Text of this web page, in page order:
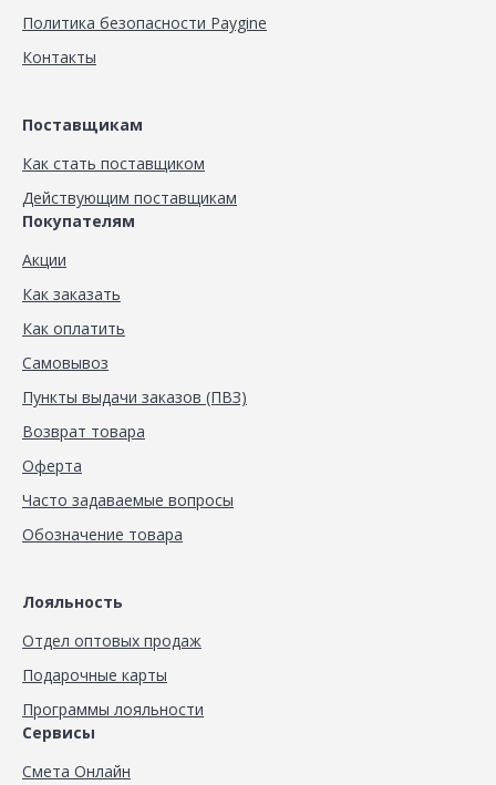
Политика безопасности Paygine
Контакты
Поставщикам
Как стать поставщиком
Действующим поставщикам
Покупателям
Акции
Как заказать
Как оплатить
Самовывоз
Пункты выдачи заказов (ПВЗ)
Возврат товара
Оферта
Часто задаваемые вопросы
Обозначение товара
Лояльность
Отдел оптовых продаж
Подарочные карты
Программы лояльности
Сервисы
Смета Онлайн